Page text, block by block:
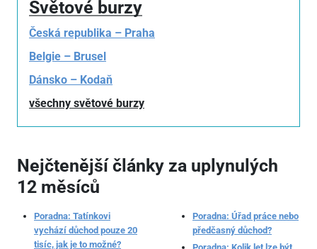
Světové burzy
Česká republika – Praha
Belgie – Brusel
Dánsko – Kodaň
všechny světové burzy
Nejčtenější články za uplynulých
12 měsíců
Poradna: Tatínkovi
vychází důchod pouze 20
tisíc, jak je to možné?
Poradna: Úřad práce nebo
předčasný důchod?